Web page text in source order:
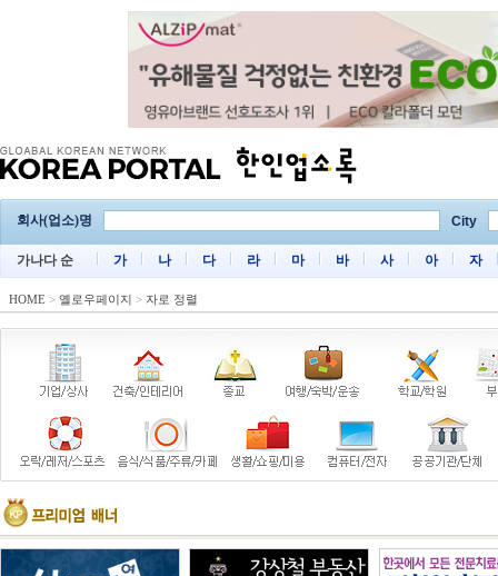
회사(업소)명 City
가나다 순 가 나 다 라 마 바 사 아 자
HOME > 옐로우페이지 > 자로 정렬